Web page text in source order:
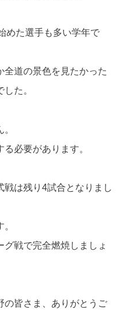
めた選手も多い学年で
全道の景色を見たかった
た。
必要があります。
戦は残り4試合となりまし
グ戦で完全燃焼しましょ
の皆さま、ありがとうご